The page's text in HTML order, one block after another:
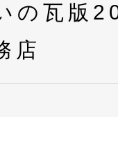
の瓦版
店